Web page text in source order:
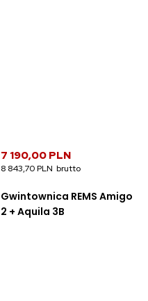
Gwintownica REMS Amigo
2 + Aquila 3B
7 190,00 PLN
8 843,70 PLN